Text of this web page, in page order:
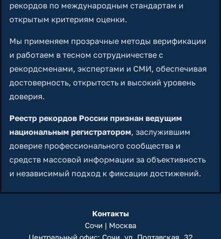
рекордов по международным стандартам и
открытым критериям оценки.
Мы применяем прозрачные методы верификации
и работаем в тесном сотрудничестве с
рекордсменами, экспертами и СМИ, обеспечивая
достоверность, открытость и высокий уровень
доверия.
Реестр рекордов России признан ведущим
национальным регистратором, заслужившим
доверие профессионального сообщества и
средств массовой информации за объективность
и независимый подход к фиксации достижений.
Контакты
Сочи | Москва
Центральный офис: Сочи, ул. Полтавская, 32